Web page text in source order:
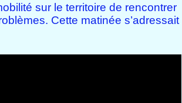
sur le territoire de rencontrer
Cette matinée s’adressait